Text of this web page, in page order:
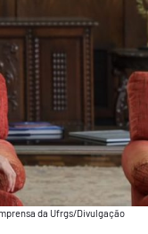
da Ufrgs/Divulgação